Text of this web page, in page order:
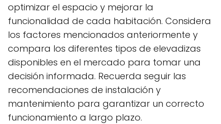
optimizar el espacio y mejorar la
funcionalidad de cada habitación. Considera
los factores mencionados anteriormente y
compara los diferentes tipos de elevadizas
disponibles en el mercado para tomar una
decisión informada. Recuerda seguir las
recomendaciones de instalación y
mantenimiento para garantizar un correcto
funcionamiento a largo plazo.